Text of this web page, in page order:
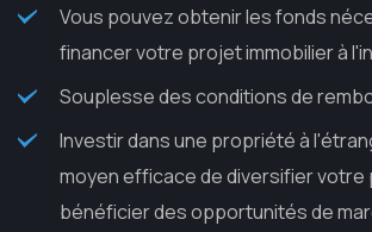
Vous pouvez obtenir les fonds
financer votre projet immobilier à
Souplesse des conditions de
Investir dans une propriété à
moyen efficace de diversifier votre
bénéficier des opportunités de